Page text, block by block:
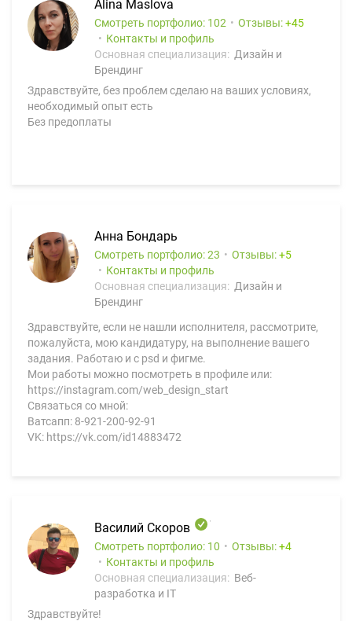
Alina Maslova
Смотреть портфолио: 102 Отзывы:
45
Контакты и профиль
Основная специализация: Дизайн и
Брендинг
Здравствуйте, без проблем сделаю на ваших условиях,
необходимый опыт есть
Без предоплаты
Анна Бондарь
Смотреть портфолио: 23 Отзывы:
5
Контакты и профиль
Основная специализация: Дизайн и
Брендинг
Здравствуйте, если не нашли исполнителя, рассмотрите,
пожалуйста, мою кандидатуру, на выполнение вашего
задания. Работаю и с psd и фигме.
Мои работы можно посмотреть в профиле или:
https://instagram.com/web_design_start
Связаться со мной:
Ватсапп: 8-921-200-92-91
VK: https://vk.com/id14883472
Василий Скоров
Смотреть портфолио: 10 Отзывы:
4
Контакты и профиль
Основная специализация: Веб-
разработка и IT
Здравствуйте!